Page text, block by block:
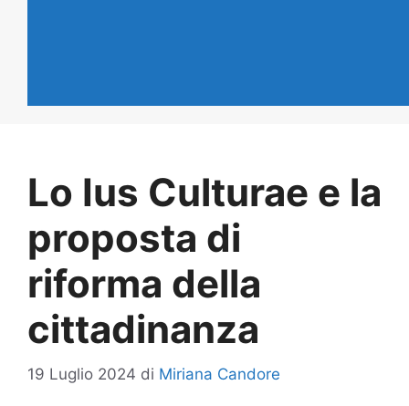
Lo Ius Culturae e la
proposta di
riforma della
cittadinanza
19 Luglio 2024 di Miriana Candore